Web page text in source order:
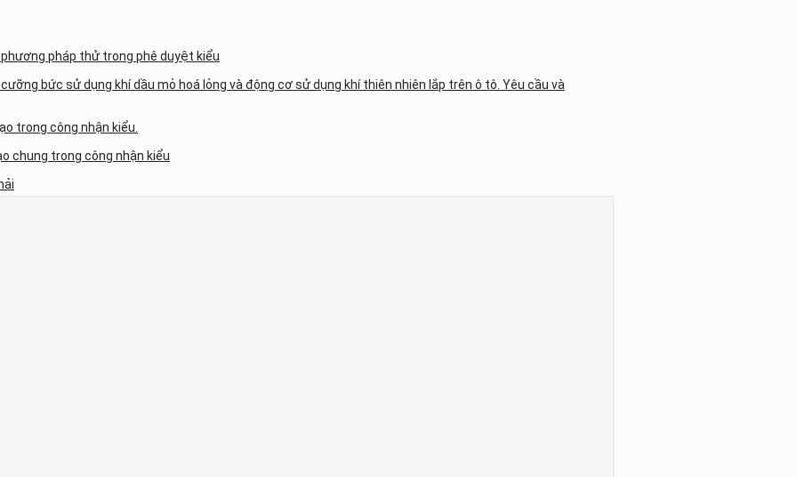
pháp thử trong phê duyệt kiểu
bức sử dụng khí dầu mỏ hoá lỏng và động cơ sử dụng khí thiên nhiên lắp trên ô tô. Yêu cầu và
trong công nhận kiểu.
chung trong công nhận kiểu